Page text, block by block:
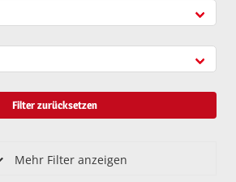
Filter zurücksetzen
Mehr Filter anzeigen